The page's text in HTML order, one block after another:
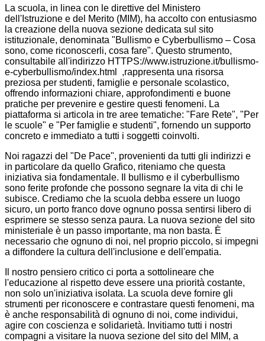
La scuola, in linea con le direttive del Ministero
dell'Istruzione e del Merito (MIM), ha accolto con entusiasmo
la creazione della nuova sezione dedicata sul sito
istituzionale, denominata "Bullismo e Cyberbullismo – Cosa
sono, come riconoscerli, cosa fare". Questo strumento,
consultabile all'indirizzo HTTPS://www.istruzione.it/bullismo-
e-cyberbullismo/index.html
,rappresenta una risorsa
preziosa per studenti, famiglie e personale scolastico,
offrendo informazioni chiare, approfondimenti e buone
pratiche per prevenire e gestire questi fenomeni. La
piattaforma si articola in tre aree tematiche: "Fare Rete", "Per
le scuole" e "Per famiglie e studenti", fornendo un supporto
concreto e immediato a tutti i soggetti coinvolti.
Noi ragazzi del "De Pace", provenienti da tutti gli indirizzi e
in particolare da quello Grafico, riteniamo che questa
iniziativa sia fondamentale. Il bullismo e il cyberbullismo
sono ferite profonde che possono segnare la vita di chi le
subisce. Crediamo che la scuola debba essere un luogo
sicuro, un porto franco dove ognuno possa sentirsi libero di
esprimere se stesso senza paura. La nuova sezione del sito
ministeriale è un passo importante, ma non basta. È
necessario che ognuno di noi, nel proprio piccolo, si impegni
a diffondere la cultura dell'inclusione e dell'empatia.
Il nostro pensiero critico ci porta a sottolineare che
l'educazione al rispetto deve essere una priorità costante,
non solo un'iniziativa isolata. La scuola deve fornire gli
strumenti per riconoscere e contrastare questi fenomeni, ma
è anche responsabilità di ognuno di noi, come individui,
agire con coscienza e solidarietà. Invitiamo tutti i nostri
compagni a visitare la nuova sezione del sito del MIM, a